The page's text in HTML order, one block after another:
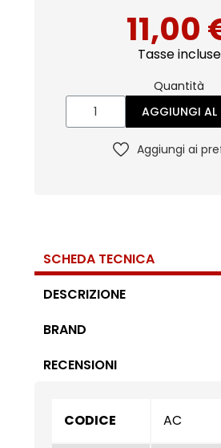
11,00
Tasse incluse
Quantità
AGGIUNGI AL
Aggiungi ai
SCHEDA TECNICA
DESCRIZIONE
BRAND
RECENSIONI
CODICE AC